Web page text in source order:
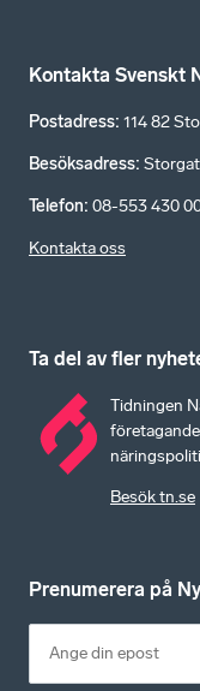
Kontakta Svenskt
Postadress: 114 82
Besöksadress:
Telefon: 08-553 430
Kontakta oss
Ta del av fler
Tidningen
Besök tn.se
Prenumerera på